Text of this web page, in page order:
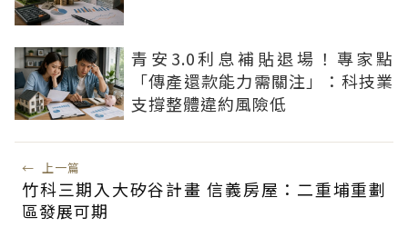
青安3.0利息補貼退場！專家點
「傳產還款能力需關注」：科技業
支撐整體違約風險低
← 上一篇
竹科三期入大矽谷計畫 信義房屋：二重埔重劃
區發展可期